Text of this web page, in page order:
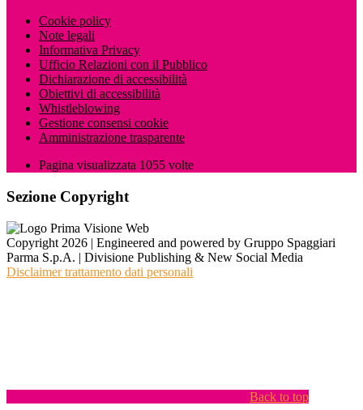
Cookie policy
Note legali
Informativa Privacy
Ufficio Relazioni con il Pubblico
Dichiarazione di accessibilità
Obiettivi di accessibilità
Whistleblowing
Gestione consensi cookie
Amministrazione trasparente
Pagina visualizzata 1055 volte
Sezione Copyright
Copyright 2026 | Engineered and powered by Gruppo Spaggiari
Parma S.p.A. | Divisione Publishing & New Social Media
Disclaimer trattamento dati personali
Back to top